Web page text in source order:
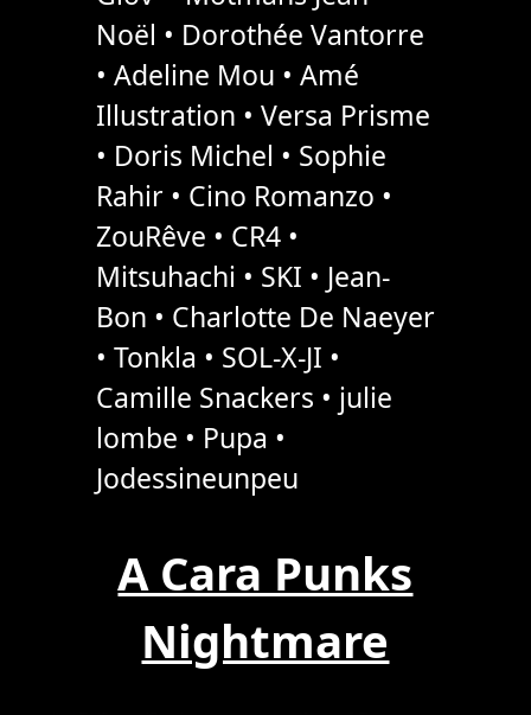
Noël • Dorothée Vantorre
• Adeline Mou • Amé
Illustration • Versa Prisme
• Doris Michel • Sophie
Rahir • Cino Romanzo •
ZouRêve • CR4 •
Mitsuhachi • SKI • Jean-
Bon • Charlotte De Naeyer
• Tonkla • SOL-X-JI •
Camille Snackers • julie
lombe • Pupa •
Jodessineunpeu
A Cara Punks
Nightmare